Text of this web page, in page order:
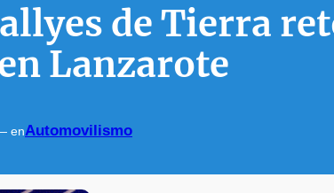
de Tierra
Lanzarote
enAutomovilismo